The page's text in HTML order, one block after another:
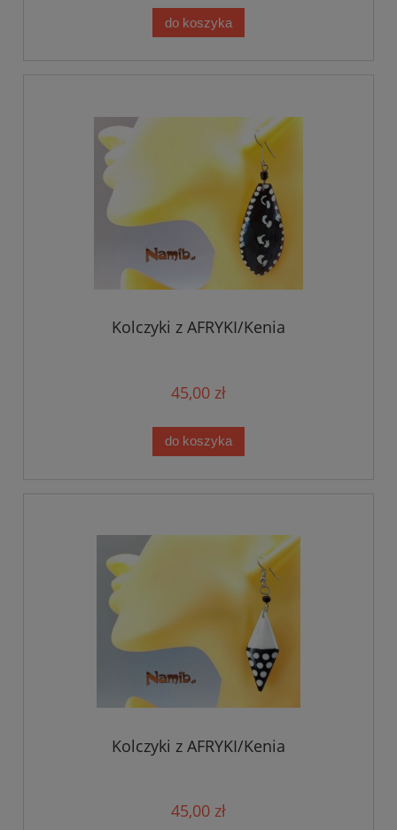
do koszyka
Kolczyki z AFRYKI/Kenia
45,00 zł
do koszyka
Kolczyki z AFRYKI/Kenia
45,00 zł